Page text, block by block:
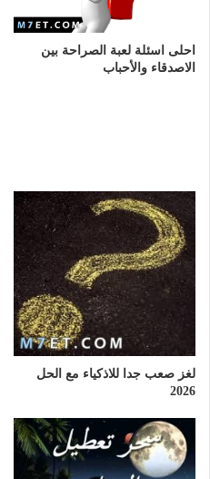
احلى اسئلة لعبة الصراحة بين
الاصدقاء والأحباب
لغز صعب جدا للاذكياء مع الحل
2026